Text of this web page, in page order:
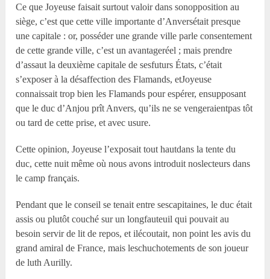
Ce que Joyeuse faisait surtout valoir dans sonopposition au
siège, c’est que cette ville importante d’Anversétait presque
une capitale : or, posséder une grande ville parle consentement
de cette grande ville, c’est un avantageréel ; mais prendre
d’assaut la deuxième capitale de sesfuturs États, c’était
s’exposer à la désaffection des Flamands, etJoyeuse
connaissait trop bien les Flamands pour espérer, ensupposant
que le duc d’Anjou prît Anvers, qu’ils ne se vengeraientpas tôt
ou tard de cette prise, et avec usure.
Cette opinion, Joyeuse l’exposait tout hautdans la tente du
duc, cette nuit même où nous avons introduit noslecteurs dans
le camp français.
Pendant que le conseil se tenait entre sescapitaines, le duc était
assis ou plutôt couché sur un longfauteuil qui pouvait au
besoin servir de lit de repos, et ilécoutait, non point les avis du
grand amiral de France, mais leschuchotements de son joueur
de luth Aurilly.